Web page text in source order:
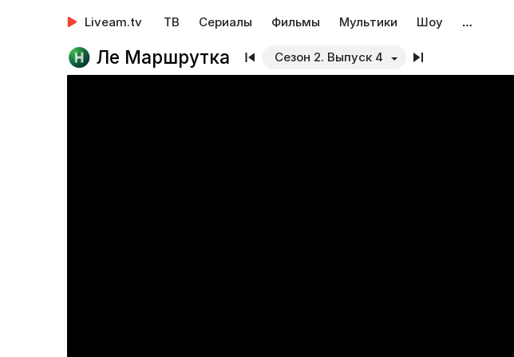
Liveam.tv ТВ Сериалы Фильмы Мультики Шоу …
Ле Маршрутка Сезон 2. Выпуск 4